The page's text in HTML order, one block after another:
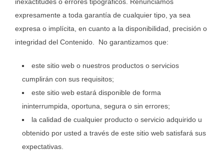
inexactitudes o errores tipográficos. Renunciamos
expresamente a toda garantía de cualquier tipo, ya sea
expresa o implícita, en cuanto a la disponibilidad, precisión o
integridad del Contenido. No garantizamos que:
este sitio web o nuestros productos o servicios
cumplirán con sus requisitos;
este sitio web estará disponible de forma
ininterrumpida, oportuna, segura o sin errores;
la calidad de cualquier producto o servicio adquirido u
obtenido por usted a través de este sitio web satisfará sus
expectativas.